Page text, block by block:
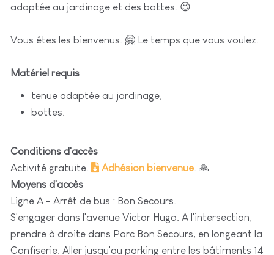
adaptée au jardinage et des bottes. 😉
Vous êtes les bienvenus. 🤗 Le temps que vous voulez.
Matériel requis
tenue adaptée au jardinage,
bottes.
Conditions d'accès
Activité gratuite.
Adhésion bienvenue. 🙏
Moyens d'accès
Ligne A - Arrêt de bus : Bon Secours.
S'engager dans l'avenue Victor Hugo. A l'intersection,
prendre à droite dans Parc Bon Secours, en longeant la
Confiserie. Aller jusqu'au parking entre les bâtiments 14